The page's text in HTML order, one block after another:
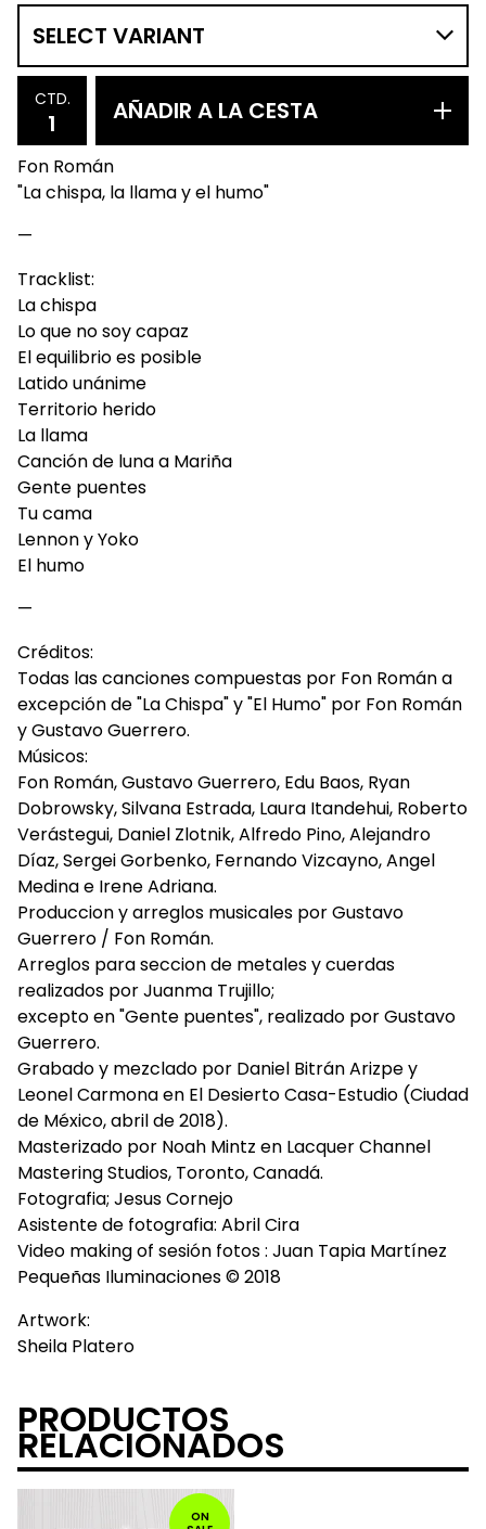
CTD. AÑADIR A LA CESTA
Fon Román
"La chispa, la llama y el humo"
—
Tracklist:
La chispa
Lo que no soy capaz
El equilibrio es posible
Latido unánime
Territorio herido
La llama
Canción de luna a Mariña
Gente puentes
Tu cama
Lennon y Yoko
El humo
—
Créditos:
Todas las canciones compuestas por Fon Román a
excepción de "La Chispa" y "El Humo" por Fon Román
y Gustavo Guerrero.
Músicos:
Fon Román, Gustavo Guerrero, Edu Baos, Ryan
Dobrowsky, Silvana Estrada, Laura Itandehui, Roberto
Verástegui, Daniel Zlotnik, Alfredo Pino, Alejandro
Díaz, Sergei Gorbenko, Fernando Vizcayno, Angel
Medina e Irene Adriana.
Produccion y arreglos musicales por Gustavo
Guerrero / Fon Román.
Arreglos para seccion de metales y cuerdas
realizados por Juanma Trujillo;
excepto en "Gente puentes", realizado por Gustavo
Guerrero.
Grabado y mezclado por Daniel Bitrán Arizpe y
Leonel Carmona en El Desierto Casa-Estudio (Ciudad
de México, abril de 2018).
Masterizado por Noah Mintz en Lacquer Channel
Mastering Studios, Toronto, Canadá.
Fotografia; Jesus Cornejo
Asistente de fotografia: Abril Cira
Video making of sesión fotos : Juan Tapia Martínez
Pequeñas Iluminaciones © 2018
Artwork:
Sheila Platero
PRODUCTOS
RELACIONADOS
ON